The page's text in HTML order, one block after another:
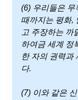
(6) 우리들은 무
때까지는 평화,
고 주장하는 까
하여금 세계 정
한 자의 권력과
다.
(7) 이와 같은